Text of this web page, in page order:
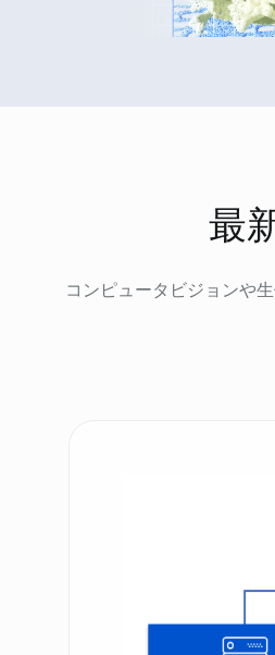
最
コンピュータビジョンや